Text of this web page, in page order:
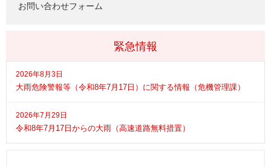
お問い合わせフォーム
緊急情報
2026年8月3日
大雨危険警報等（令和8年7月17日）に関する情報（危機管理課）
2026年7月29日
令和8年7月17日からの大雨（高速道路無料措置）